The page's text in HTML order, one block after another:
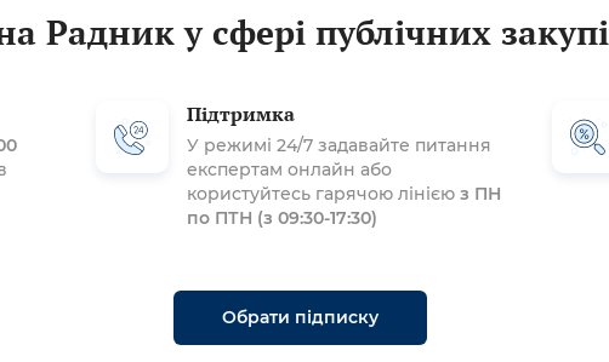
Радник у сфері публічних
Підтримка
У режимі 24/7 задавайте питання
експертам онлайн або
користуйтесь гарячою лінією з ПН
по ПТН (з 09:30-17:30)
Обрати підписку